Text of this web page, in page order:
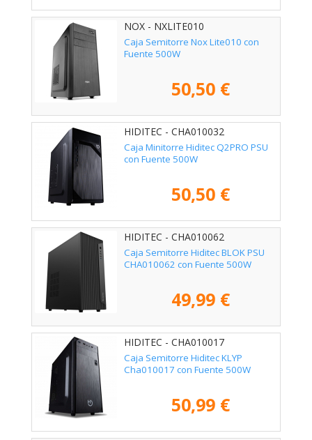
NOX - NXLITE010
Caja Semitorre Nox Lite010 con
Fuente 500W
50,50 €
HIDITEC - CHA010032
Caja Minitorre Hiditec Q2PRO PSU
con Fuente 500W
50,50 €
HIDITEC - CHA010062
Caja Semitorre Hiditec BLOK PSU
CHA010062 con Fuente 500W
49,99 €
HIDITEC - CHA010017
Caja Semitorre Hiditec KLYP
Cha010017 con Fuente 500W
50,99 €